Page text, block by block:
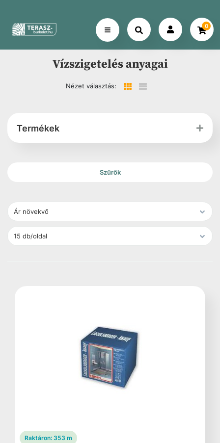
0
Vízszigetelés anyagai
Nézet választás:
Termékek
Szűrők
Raktáron: 353 m